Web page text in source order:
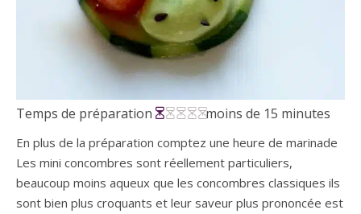
Temps de préparation moins de 15 minutes
En plus de la préparation comptez une heure de marinade
Les mini concombres sont réellement particuliers,
beaucoup moins aqueux que les concombres classiques ils
sont bien plus croquants et leur saveur plus prononcée est